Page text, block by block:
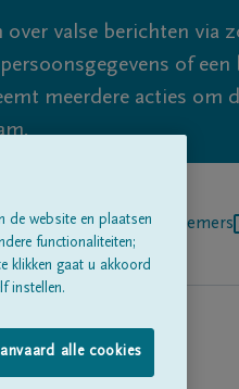
valse berichten via
of
meerdere acties om
onsBegrafenisondernemers
de website en plaatsen
functionaliteiten;
klikken gaat u akkoord
instellen.
alle cookies